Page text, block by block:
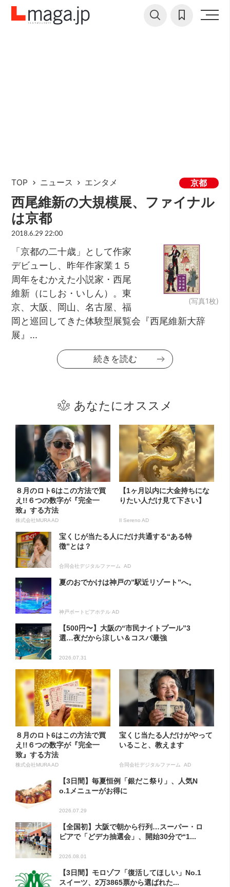
TOP ニュース エンタメ 京都
西尾維新の大規模展、ファイナル
は京都
2018.6.29 22:00
(写真1枚)
「京都の二十歳」として作家
デビューし、昨年作家業１５
周年をむかえた小説家・西尾
維新（にしお・いしん）。東
京、大阪、岡山、名古屋、福
岡と巡回してきた体験型展覧会『西尾維新大辞
展』...
続きを読む
あなたにオススメ
８月のロト6はこの方法で買
え!!６つの数字が『完全一
致』する方法
株式会社MURA AD
【1ヶ月以内に大金持ちにな
りたい人だけ見て下さい】
Il Sereno AD
宝くじが当たる人にだけ共通する“ある特
徴”とは？
合同会社デジタルファーム AD
夏のおでかけは神戸の”駅近リゾート”へ。
神戸ポートピアホテル AD
【500円〜】大阪の“市民ナイトプール”3
選…夜だから涼しい＆コスパ最強
2026.07.31
８月のロト6はこの方法で買
え!!６つの数字が『完全一
致』する方法
株式会社MURA AD
宝くじ当たる人だけがやって
いること、教えます
合同会社デジタルファーム AD
【3日間】毎夏恒例「銀だこ祭り」、人気N
o.1メニューがお得に
2026.07.29
【全国初】大阪で朝から行列…スーパー・ロ
ピアで「どデカ抽選会」、開始30分で“1...
2026.08.01
【3日間】モロゾフ「復活してほしい」No.1
スイーツ、2万3865票から選ばれた...